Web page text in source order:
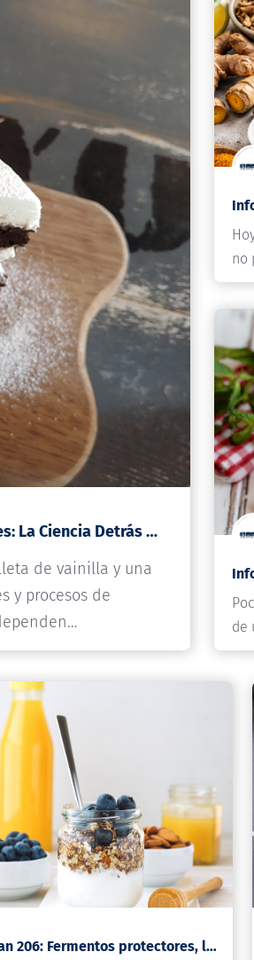
Info Codan 210: Saborizantes Naturales y Artificiales: La Ciencia Detrás del Sabor…
de vainilla y una
y procesos de
no
de
Info Codan 206: Fermentos protectores, la alternativa natural que está transformando la conservación de alimentos